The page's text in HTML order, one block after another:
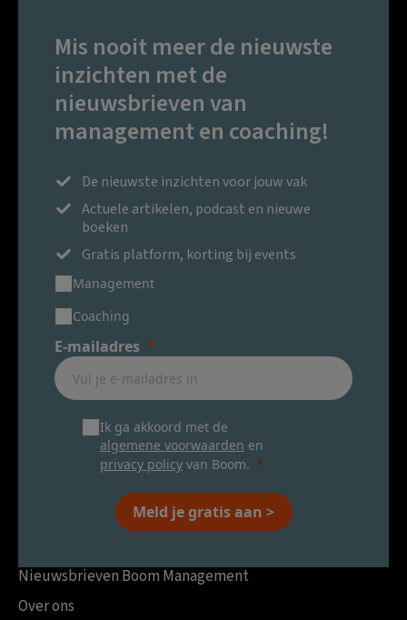
Mis nooit meer de nieuwste
inzichten met de
nieuwsbrieven van
management en coaching!
De nieuwste inzichten voor jouw vak
Actuele artikelen, podcast en nieuwe
boeken
Gratis platform, korting bij events
Management
Coaching
E-mailadres
Ik ga akkoord met de
algemene voorwaarden en
privacy policy van Boom.
Meld je gratis aan >
Nieuwsbrieven Boom Management
Over ons